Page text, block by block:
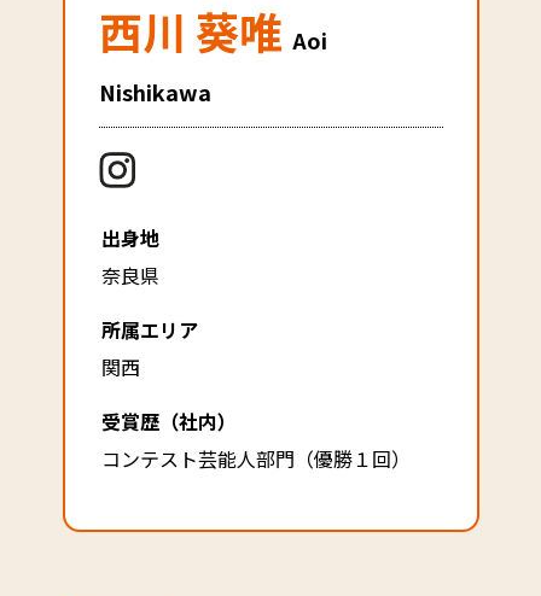
西川 葵唯 Aoi
Nishikawa
出身地
奈良県
所属エリア
関西
受賞歴（社内）
コンテスト芸能人部門（優勝１回）